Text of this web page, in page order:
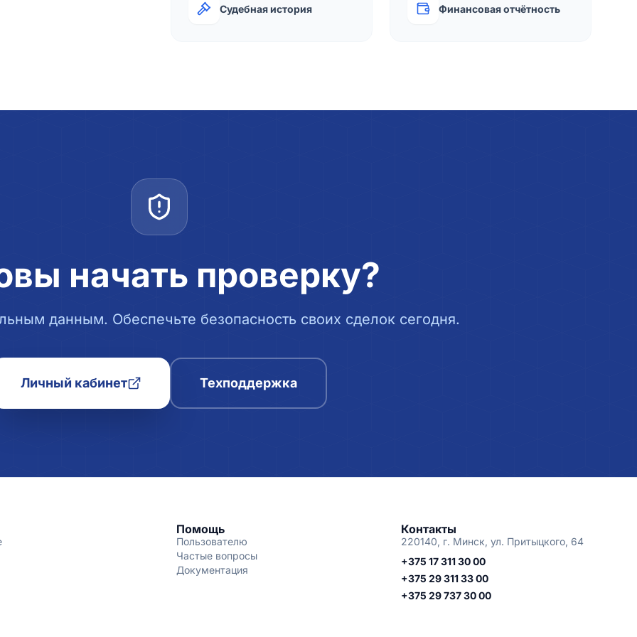
Судебная история Финансовая отчётность
начать проверку?
данным. Обеспечьте безопасность своих сделок сегодня.
Личный кабинет Техподдержка
Помощь
Пользователю
Частые вопросы
Документация
Контакты
220140, г. Минск, ул. Притыцкого, 64
+375 17 311 30 00
+375 29 311 33 00
+375 29 737 30 00